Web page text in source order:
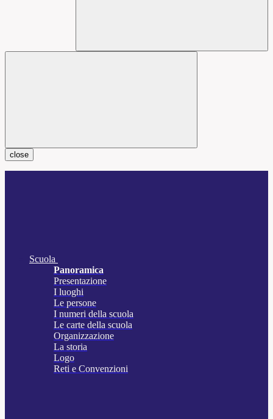
close
Scuola
Panoramica
Presentazione
I luoghi
Le persone
I numeri della scuola
Le carte della scuola
Organizzazione
La storia
Logo
Reti e Convenzioni